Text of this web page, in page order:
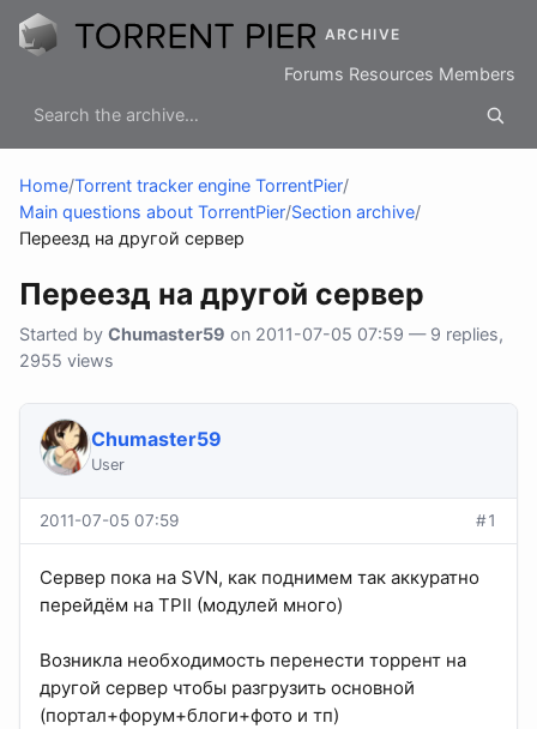
ARCHIVE
Forums Resources Members
Home/Torrent tracker engine TorrentPier/
Main questions about TorrentPier/Section archive/
Переезд на другой сервер
Переезд на другой сервер
Started by Chumaster59 on 2011-07-05 07:59 — 9 replies,
2955 views
Chumaster59
User
2011-07-05 07:59 #1
Сервер пока на SVN, как поднимем так аккуратно
перейдём на TPII (модулей много)
Возникла необходимость перенести торрент на
другой сервер чтобы разгрузить основной
(портал+форум+блоги+фото и тп)